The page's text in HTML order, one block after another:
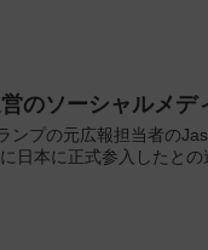
のソーシャルメデ
ンプの元広報担当者の
日本に正式参入したと